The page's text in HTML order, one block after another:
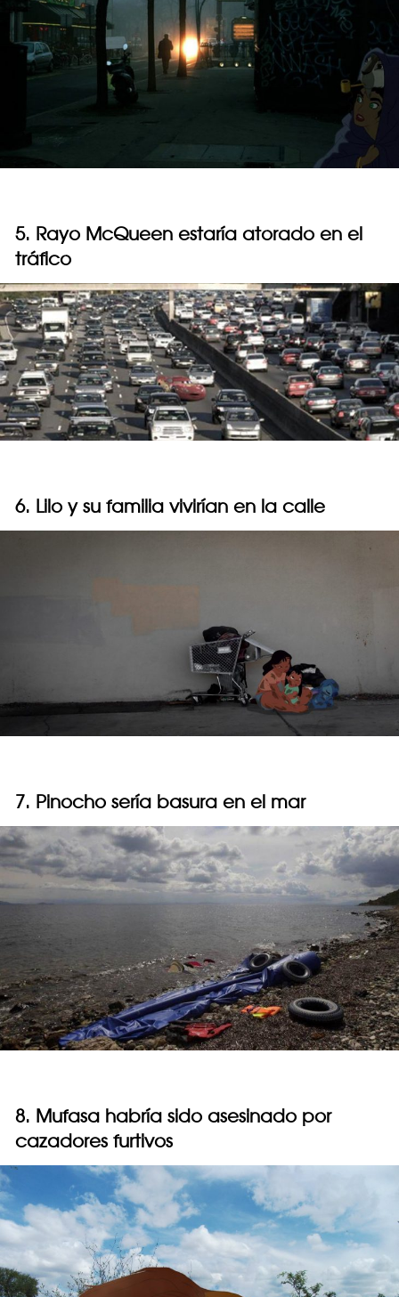
5. Rayo McQueen estaría atorado en el
tráfico
6. Lilo y su familia vivirían en la calle
7. Pinocho sería basura en el mar
8. Mufasa habría sido asesinado por
cazadores furtivos